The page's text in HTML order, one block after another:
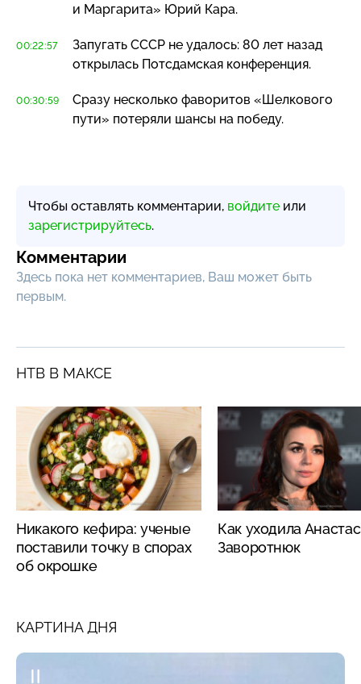
и Маргарита» Юрий Кара.
00:22:57
Запугать СССР не удалось: 80 лет назад
открылась Потсдамская конференция.
00:30:59
Сразу несколько фаворитов «Шелкового
пути» потеряли шансы на победу.
Чтобы оставлять комментарии, войдите или
зарегистрируйтесь.
Комментарии
Здесь пока нет комментариев, Ваш может быть
первым.
НТВ В МАКСЕ
Никакого кефира: ученые
поставили точку в спорах
об окрошке
Как уходила
Заворотнюк
КАРТИНА ДНЯ